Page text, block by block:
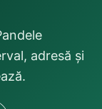
adresă și